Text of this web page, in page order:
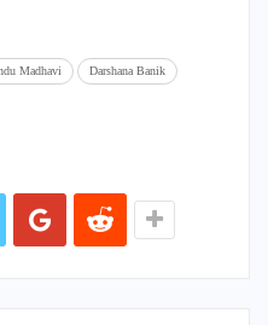
Madhavi Darshana Banik